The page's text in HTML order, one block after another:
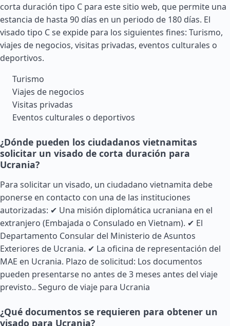
corta duración tipo C para este sitio web, que permite una
estancia de hasta 90 días en un periodo de 180 días. El
visado tipo C se expide para los siguientes fines: Turismo,
viajes de negocios, visitas privadas, eventos culturales o
deportivos.
Turismo
Viajes de negocios
Visitas privadas
Eventos culturales o deportivos
¿Dónde pueden los ciudadanos vietnamitas
solicitar un visado de corta duración para
Ucrania?
Para solicitar un visado, un ciudadano vietnamita debe
ponerse en contacto con una de las instituciones
autorizadas: ✔ Una misión diplomática ucraniana en el
extranjero (Embajada o Consulado en Vietnam). ✔ El
Departamento Consular del Ministerio de Asuntos
Exteriores de Ucrania. ✔ La oficina de representación del
MAE en Ucrania. Plazo de solicitud: Los documentos
pueden presentarse no antes de 3 meses antes del viaje
previsto.. Seguro de viaje para Ucrania
¿Qué documentos se requieren para obtener un
visado para Ucrania?